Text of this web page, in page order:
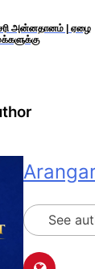
அன்னதானம் | ஏழை
See